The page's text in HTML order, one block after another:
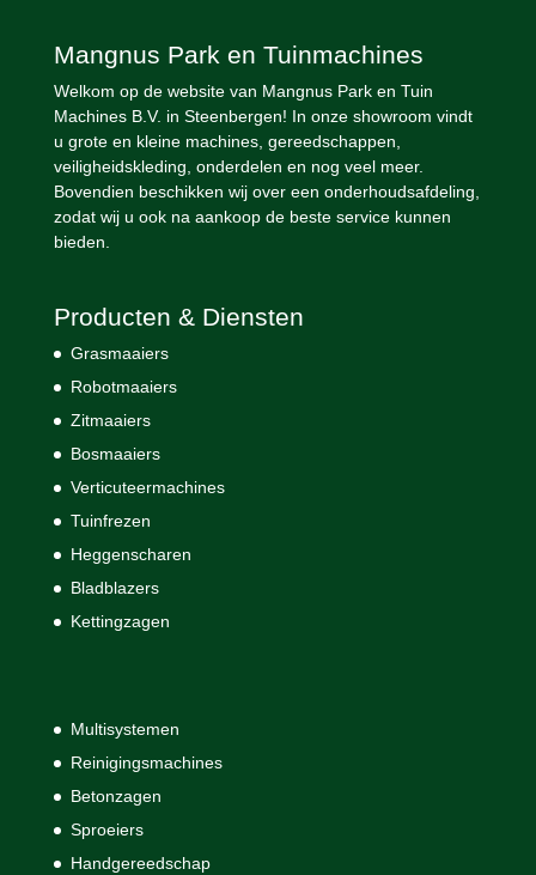
Mangnus Park en Tuinmachines
Welkom op de website van Mangnus Park en Tuin
Machines B.V. in Steenbergen! In onze showroom vindt
u grote en kleine machines, gereedschappen,
veiligheidskleding, onderdelen en nog veel meer.
Bovendien beschikken wij over een onderhoudsafdeling,
zodat wij u ook na aankoop de beste service kunnen
bieden.
Producten & Diensten
Grasmaaiers
Robotmaaiers
Zitmaaiers
Bosmaaiers
Verticuteermachines
Tuinfrezen
Heggenscharen
Bladblazers
Kettingzagen
Multisystemen
Reinigingsmachines
Betonzagen
Sproeiers
Handgereedschap